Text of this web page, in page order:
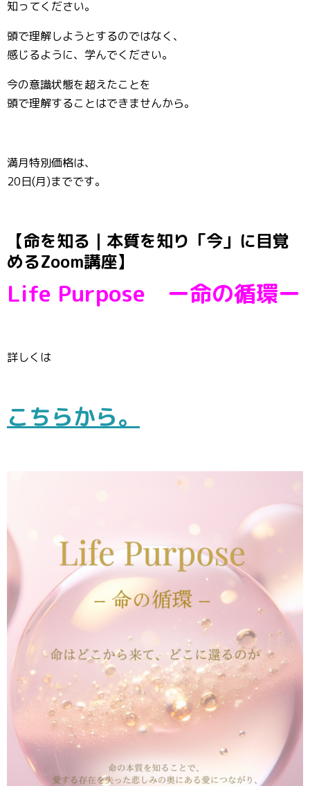
知ってください。
頭で理解しようとするのではなく、
感じるように、学んでください。
今の意識状態を超えたことを
頭で理解することはできませんから。
満月特別価格は、
20日(月)までです。
【命を知る｜本質を知り「今」に目覚
めるZoom講座】
Life Purpose ー命の循環ー
詳しくは
こちらから。